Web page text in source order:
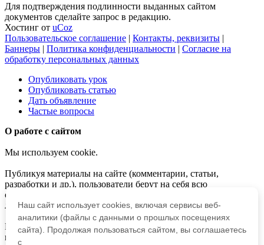
Для подтверждения подлинности выданных сайтом
документов сделайте запрос в редакцию.
Хостинг от uCoz
Пользовательское соглашение | Контакты, реквизиты |
Баннеры | Политика конфиденциальности | Согласие на
обработку персональных данных
Опубликовать урок
Опубликовать статью
Дать объявление
Частые вопросы
О работе с сайтом
Мы используем cookie.
Публикуя материалы на сайте (комментарии, статьи,
разработки и др.), пользователи берут на себя всю
ответственность за содержание материалов и разрешение
любых спорных вопросов с третьми лицами.
При этом редакция сайта готова оказывать всяческую
поддержку как в публикации, так и других вопросах.
Наш сайт использует cookies, включая сервисы веб-
аналитики (файлы с данными о прошлых посещениях
сайта). Продолжая пользоваться сайтом, вы соглашаетесь
с